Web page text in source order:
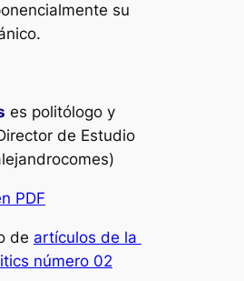
su
es politólogo y
de Estudio
PDF
de artículos de la
número 02